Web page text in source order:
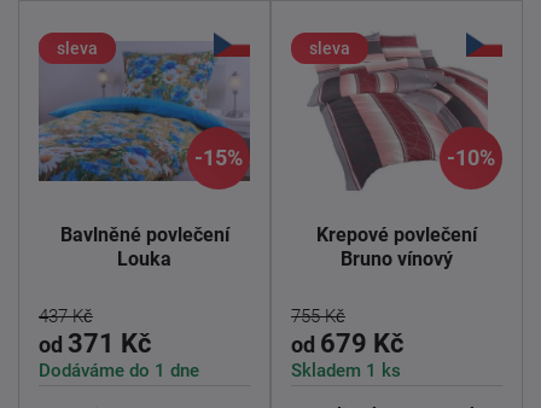
sleva
-15%
Bavlněné povlečení
Louka
437 Kč
od 371 Kč
Dodáváme do 1 dne
sleva
-10%
Krepové povlečení
Bruno vínový
755 Kč
od 679 Kč
Skladem 1 ks